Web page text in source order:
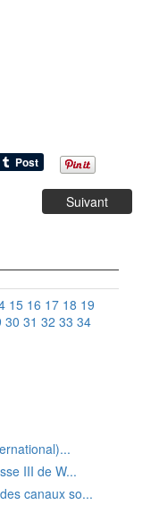
Suivant
15 16 17 18 19
30 31 32 33 34
III de W...
canaux so...